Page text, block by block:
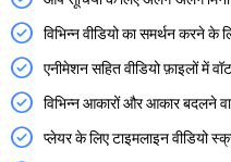
विभिन्न वीडियो का समर्थन करने के
एनीमेशन सहित वीडियो फ़ाइलों में
विभिन्न आकारों और आकार बदलने
प्लेयर के लिए टाइमलाइन वीडियो